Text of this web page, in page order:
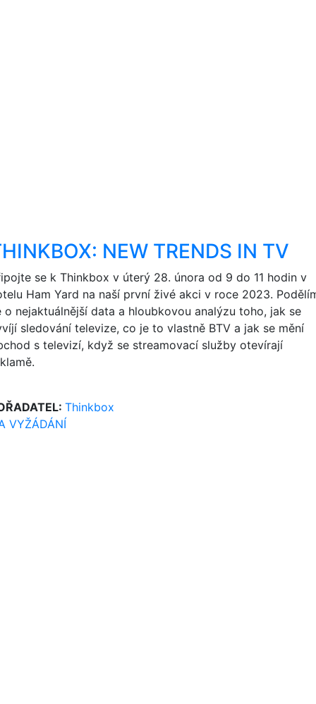
NEW TRENDS IN TV
se k Thinkbox v úterý 28. února od 9 do 11 hodin v
Ham Yard na naší první živé akci v roce 2023.
o nejaktuálnější data a hloubkovou analýzu toho, jak se
sledování televize, co je to vlastně BTV a jak se mění
s televizí, když se streamovací služby otevírají
Thinkbox
VYŽÁDÁNÍ